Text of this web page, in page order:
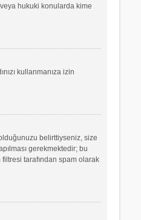
hukuki konularda kime
kullanmanıza izin
belirttiyseniz, size
gerekmektedir; bu
tarafından spam olarak